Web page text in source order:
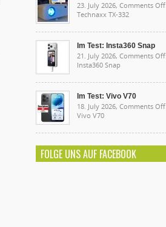
23. July 2026, Comments Off
Technaxx TX-332
Im Test: Insta360 Snap
21. July 2026, Comments Off
Insta360 Snap
Im Test: Vivo V70
18. July 2026, Comments Off
Vivo V70
FOLGE UNS AUF FACEBOOK